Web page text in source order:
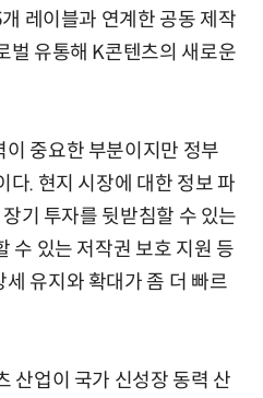
레이블과 연계한 공동 제작
벌 유통해 K콘텐츠의 새로운
중요한 부분이지만 정부
다. 현지 시장에 대한 정보 파
기 투자를 뒷받침할 수 있는
수 있는 저작권 보호 지원 등
유지와 확대가 좀 더 빠르
산업이 국가 신성장 동력 산